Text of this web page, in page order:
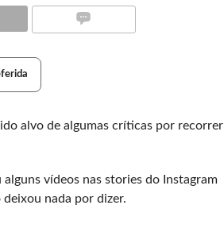
alvo de algumas críticas por recorrer
vídeos nas stories do Instagram
nada por dizer.